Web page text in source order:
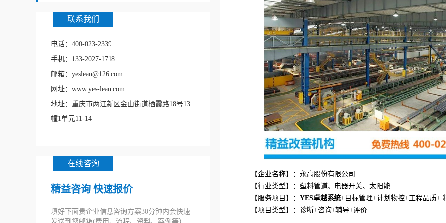
联系我们
电话：400-023-2339
手机：133-2027-1718
邮箱：yeslean@126.com
网址：www.yes-lean.com
地址：重庆市两江新区金山街道栖霞路18号13
幢1单元11-14
在线咨询
精益咨询 快速报价
填好下面贵企业信息咨询方案30分钟内会快速
发送到您邮箱(费用、流程、资料、案例等）
【企业名称】：永高股份有限公司
【行业类型】： 塑料管道、电器开关、太阳能
【服务项目 】： YES卓越系统+目标管理+计划物控+工程品质+
【项目类型】： 诊断+咨询+辅导+评价